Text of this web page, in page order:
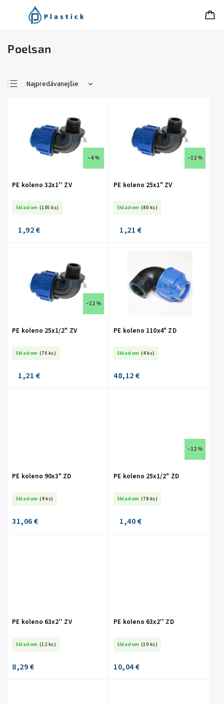
Poelsan
Najpredávanejšie
Abecedne
–4 %
PE koleno 32x1'' ZV
Skladom (105 ks)
1,92 €
–12 %
PE koleno 25x1" ZV
Skladom (80 ks)
1,21 €
–12 %
PE koleno 25x1/2" ZV
Skladom (70 ks)
1,21 €
PE koleno 110x4" ZD
Skladom (4 ks)
48,12 €
PE koleno 90x3" ZD
Skladom (4 ks)
31,06 €
–12 %
PE koleno 25x1/2" ZD
Skladom (78 ks)
1,40 €
PE koleno 63x2'' ZV
Skladom (12 ks)
8,29 €
PE koleno 63x2'' ZD
Skladom (10 ks)
10,04 €